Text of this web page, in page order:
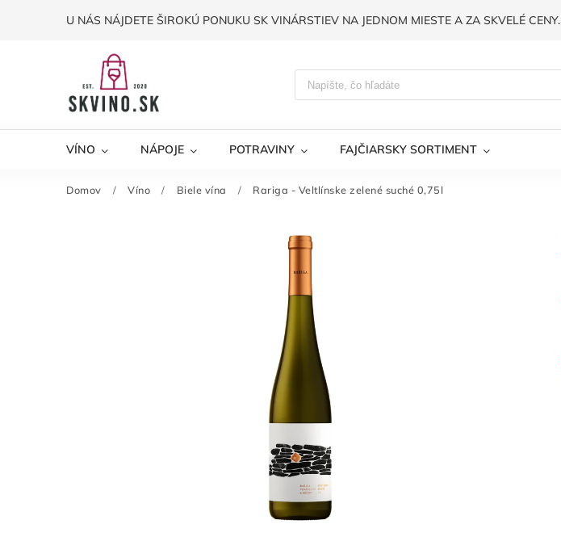
U NÁS NÁJDETE ŠIROKÚ PONUKU SK VINÁRSTIEV NA JEDNOM MIESTE A ZA SKVELÉ CENY.
VÍNO NÁPOJE POTRAVINY FAJČIARSKY SORTIMENT
Domov / Víno / Biele vína / Rariga - Veltlínske zelené suché 0,75l